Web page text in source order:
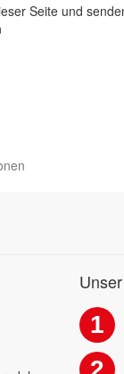
Seite und
1